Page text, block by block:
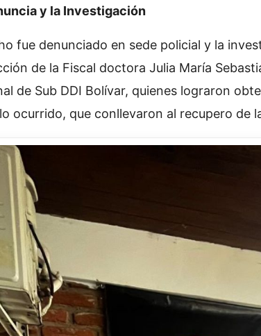
y la Investigación
fue denunciado en sede policial y la
de la Fiscal doctora Julia María
de Sub DDI Bolívar, quienes lograron
ocurrido, que conllevaron al recupero de